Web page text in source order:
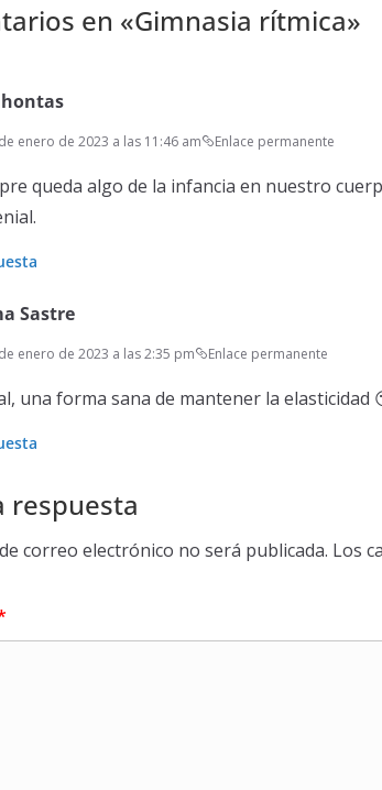
en «Gimnasia rítmica»
enero de 2023 a las 11:46 am Enlace permanente
queda algo de la infancia en nuestro
Sastre
enero de 2023 a las 2:35 pm Enlace permanente
una forma sana de mantener la elasticidad
respuesta
correo electrónico no será publicada. Los